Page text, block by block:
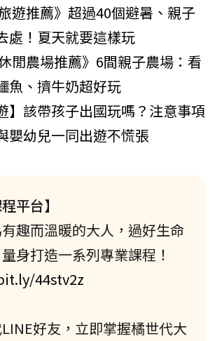
遊推薦》超過40個避暑、親子
處！夏天就要這樣玩
閒農場推薦》6間親子農場：看
魚、擠牛奶超好玩
】該帶孩子出國玩嗎？注意事項
嬰幼兒一同出遊不慌張
平台】
趣而溫暖的大人，過好生命
身打造一系列專業課程！
44stv2z
好友，立即掌握橘世代大